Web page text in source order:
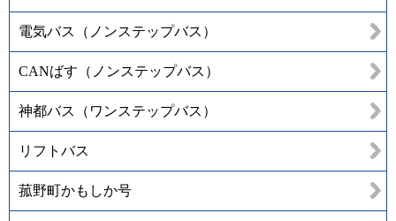
電気バス（ノンステップバス）
CANばす（ノンステップバス）
神都バス（ワンステップバス）
リフトバス
菰野町かもしか号